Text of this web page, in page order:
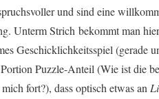
und sind eine
Unterm Strich bekommt man
Geschicklichkeitsspiel (gerade
Puzzle-Anteil (Wie ist die
fort?), dass optisch etwas an